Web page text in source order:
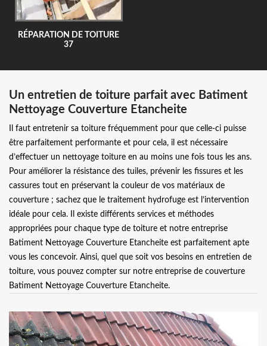
RÉPARATION DE TOITURE
37
Un entretien de toiture parfait avec Batiment
Nettoyage Couverture Etancheite
Il faut entretenir sa toiture fréquemment pour que celle-ci puisse
être parfaitement performante et pour cela, il est nécessaire
d’effectuer un nettoyage toiture en au moins une fois tous les ans.
Pour améliorer la résistance des tuiles, prévenir les fissures et les
cassures tout en préservant la couleur de vos matériaux de
couverture ; sachez que le traitement hydrofuge est l’intervention
idéale pour cela. Il existe différents services et méthodes
appropriées pour chaque type de toiture et notre entreprise
Batiment Nettoyage Couverture Etancheite est parfaitement apte
vous les concevoir. Ainsi, quel que soit vos besoins en entretien de
toiture, vous pouvez compter sur notre entreprise de couverture
Batiment Nettoyage Couverture Etancheite.